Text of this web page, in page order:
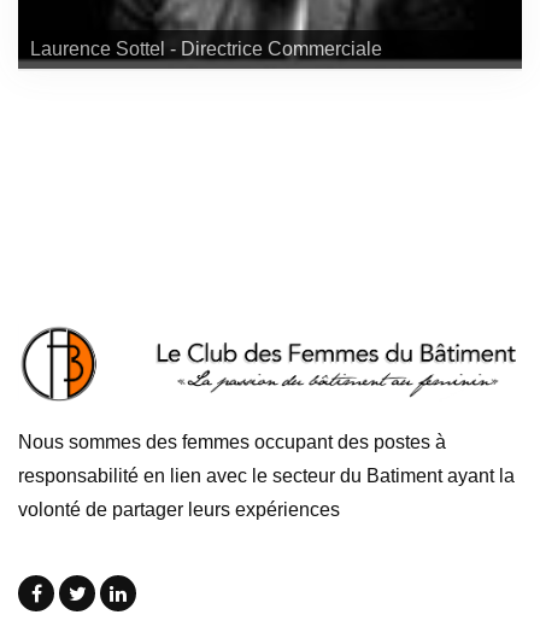
Laurence Sottel - Directrice Commerciale
Nous sommes des femmes occupant des postes à
responsabilité en lien avec le secteur du Batiment ayant la
volonté de partager leurs expériences